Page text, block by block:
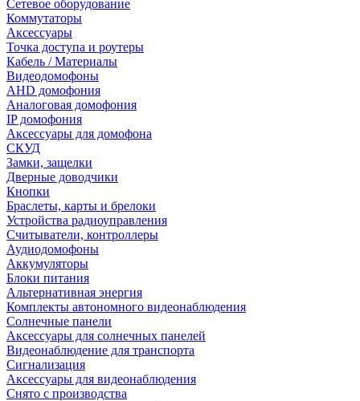
Сетевое оборудование
Коммутаторы
Аксессуары
Точка доступа и роутеры
Кабель / Материалы
Видеодомофоны
AHD домофония
Аналоговая домофония
IP домофония
Аксессуары для домофона
СКУД
Замки, защелки
Дверные доводчики
Кнопки
Браслеты, карты и брелоки
Устройства радиоуправления
Считыватели, контроллеры
Аудиодомофоны
Аккумуляторы
Блоки питания
Альтернативная энергия
Комплекты автономного видеонаблюдения
Солнечные панели
Аксессуары для солнечных панелей
Видеонаблюдение для транспорта
Сигнализация
Аксессуары для видеонаблюдения
Снято с производства